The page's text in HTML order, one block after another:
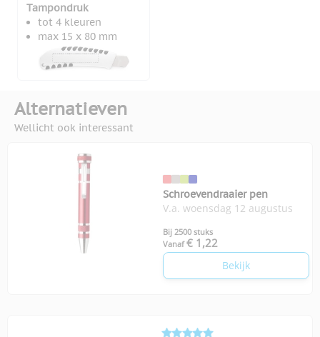
Tampondruk
tot 4 kleuren
max 15 x 80 mm
Alternatieven
Wellicht ook interessant
Schroevendraaier pen
V.a. woensdag 12 augustus
Bij 2500 stuks
Vanaf € 1,22
Bekijk